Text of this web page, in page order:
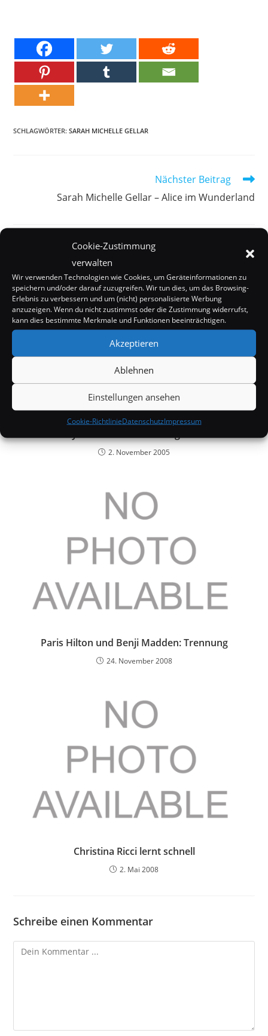
Cookie-Zustimmung
verwalten
Wir verwenden Technologien wie Cookies, um Geräteinformationen zu
speichern und/oder darauf zuzugreifen. Wir tun dies, um das Browsing-
Erlebnis zu verbessern und um (nicht) personalisierte Werbung
anzuzeigen. Wenn du nicht zustimmst oder die Zustimmung widerrufst,
kann dies bestimmte Merkmale und Funktionen beeinträchtigen.
Akzeptieren
Ablehnen
Einstellungen ansehen
Cookie-RichtlinieDatenschutzImpressum
SCHLAGWÖRTER:SARAH MICHELLE GELLAR
Nächster Beitrag
Sarah Michelle Gellar – Alice im Wunderland
DAS KÖNNTE DIR AUCH GEFALLEN
2. November 2005
Paris Hilton und Benji Madden: Trennung
24. November 2008
Christina Ricci lernt schnell
2. Mai 2008
Schreibe einen Kommentar
Kommentieren